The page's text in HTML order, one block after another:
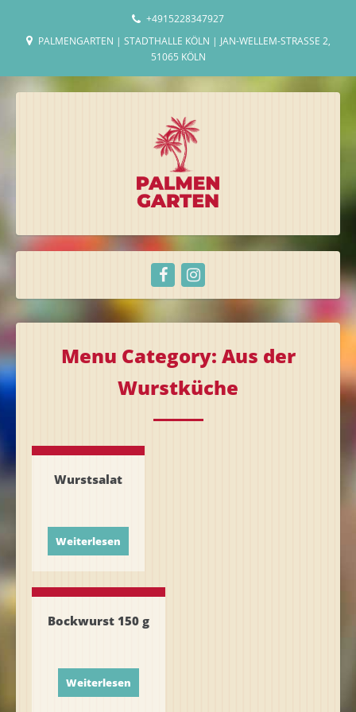
+4915228347927
PALMENGARTEN | STADTHALLE KÖLN | JAN-WELLEM-STRASSE 2, 5
1065 KÖLN
Menu Category: Aus der
Wurstküche
Wurstsalat
Weiterlesen
Bockwurst 150 g
Weiterlesen